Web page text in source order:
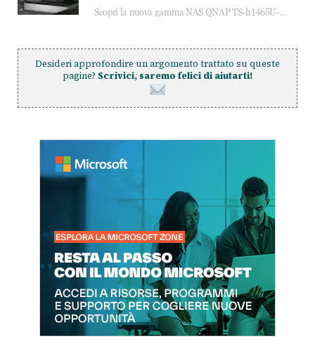
Scopri la nuova gamma NAS QNAP TS-h1465U-RP, TS-h1065eU e TS-h665U: storage aziendale con ZFS, DDR5, E1.S NVMe e connettività 2.5GbE per backup, virtualizzazione e cybersecurity.
Desideri approfondire un argomento trattato su queste
pagine? Scrivici, saremo felici di aiutarti!